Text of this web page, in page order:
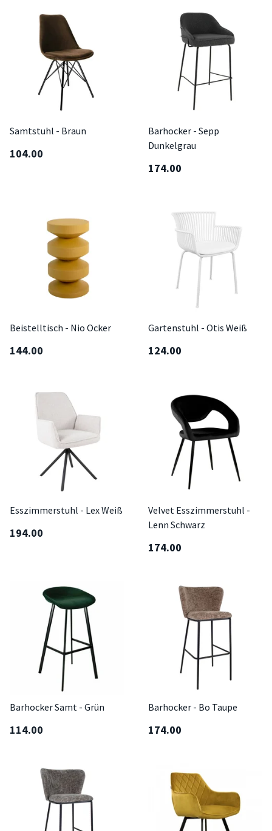
Samtstuhl - Braun
104.00
Barhocker - Sepp
Dunkelgrau
174.00
Beistelltisch - Nio Ocker
144.00
Gartenstuhl - Otis Weiß
124.00
Esszimmerstuhl - Lex Weiß
194.00
Velvet Esszimmerstuhl -
Lenn Schwarz
174.00
Barhocker Samt - Grün
114.00
Barhocker - Bo Taupe
174.00